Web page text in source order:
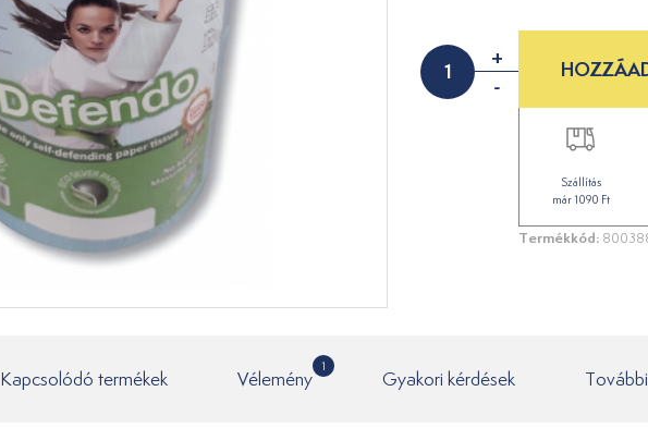
+
-
Szállítás
már 1090 Ft
Termékkód:
Kapcsolódó termékek Vélemény
1
Gyakori kérdések